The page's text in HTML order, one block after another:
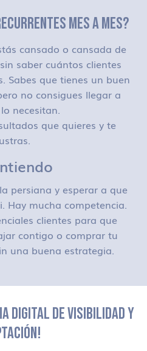
MES A MES?
cansado o cansada de
saber cuántos clientes
Sabes que tienes un buen
no consigues llegar a
necesitan.
que quieres y te
persiana y esperar a que
Hay mucha competencia.
clientes para que
contigo o comprar tu
una buena estrategia.
DIGITAL DE VISIBILIDAD Y